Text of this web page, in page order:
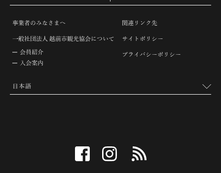
事業者のみなさまへ
一般社団法人 越前市観光協会について
会員紹介
入会案内
関連リンク先
サイトポリシー
プライバシーポリシー
facebook instagram